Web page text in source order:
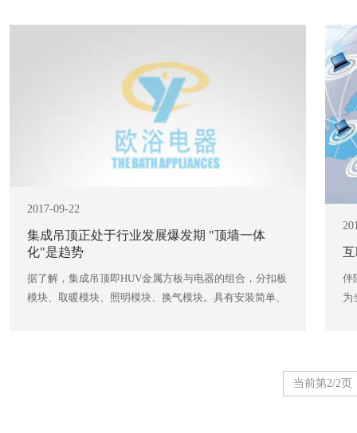
2017-09-22
集成吊顶正处于行业发展爆发期 "顶墙一体
化"是趋势
据了解，集成吊顶即HUV金属方板与电器的组合，分扣板
模块、取暖模块、照明模块、换气模块。具有安装简单、
互
伴
为
当前第2/2页